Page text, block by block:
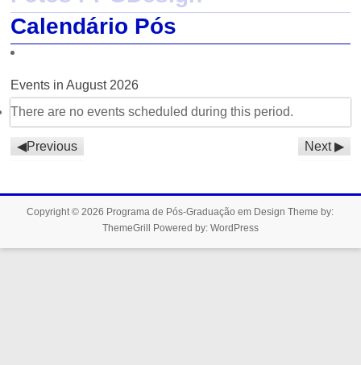
Calendário Pós
Events in August 2026
There are no events scheduled during this period.
Previous Next
Copyright © 2026 Programa de Pós-Graduação em Design Theme by:
ThemeGrill Powered by: WordPress